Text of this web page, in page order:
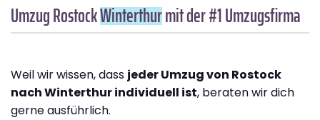
Umzug RostockWinterthurmit der #1 Umzugsfirma
Weil wir wissen, dass jeder Umzug von Rostock
nach Winterthur individuell ist, beraten wir dich
gerne ausführlich.